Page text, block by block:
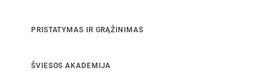
PRISTATYMAS IR GRĄŽINIMAS
ŠVIESOS AKADEMIJA